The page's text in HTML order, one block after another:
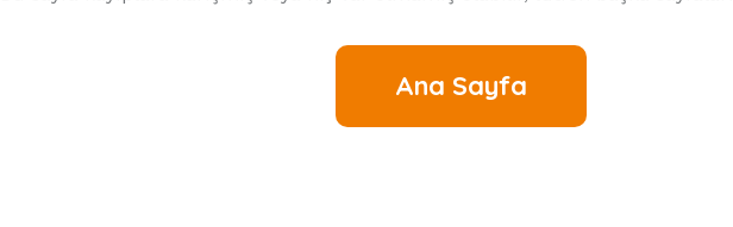
Ana Sayfa